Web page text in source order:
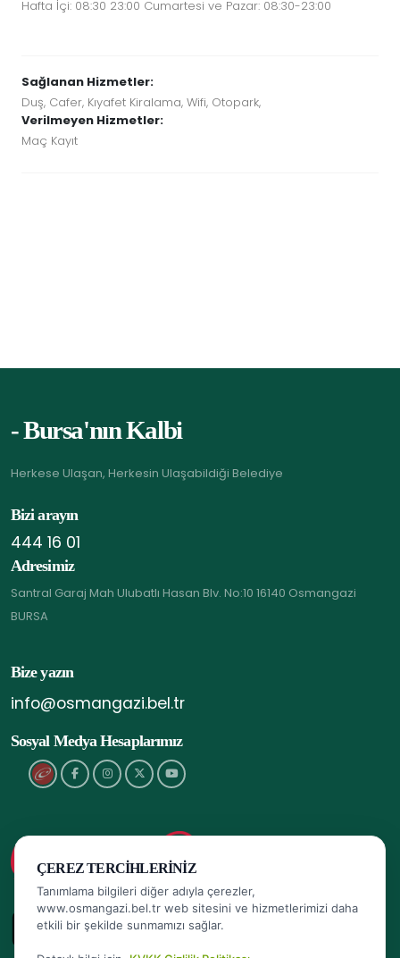
Hafta İçi: 08:30 23:00 Cumartesi ve Pazar: 08:30-23:00
Sağlanan Hizmetler:
Duş, Cafer, Kıyafet Kiralama, Wifi, Otopark,
Verilmeyen Hizmetler:
Maç Kayıt
- Bursa'nın Kalbi
Herkese Ulaşan, Herkesin Ulaşabildiği Belediye
Bizi arayın
444 16 01
Adresimiz
Santral Garaj Mah Ulubatlı Hasan Blv. No:10 16140 Osmangazi
BURSA
Bize yazın
info@osmangazi.bel.tr
Sosyal Medya Hesaplarımız
ÇEREZ TERCIHLERINIZ
Tanımlama bilgileri diğer adıyla çerezler,
www.osmangazi.bel.tr web sitesini ve hizmetlerimizi daha
etkili bir şekilde sunmamızı sağlar.